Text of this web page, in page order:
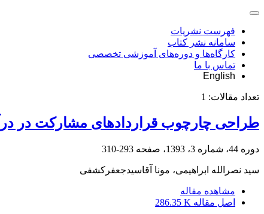
فهرست نشریات
سامانه نشر کتاب
کارگاه‌ها و دوره‌های آموزشی تخصصی
تماس با ما
English
تعداد مقالات: 1
طراحی چارچوب قراردادهای مشارکت در
دوره 44، شماره 3، 1393، صفحه 293-310
سید نصرالله ابراهیمی، مونا آقاسیدجعفرکشفی
مشاهده مقاله
اصل مقاله 286.35 K